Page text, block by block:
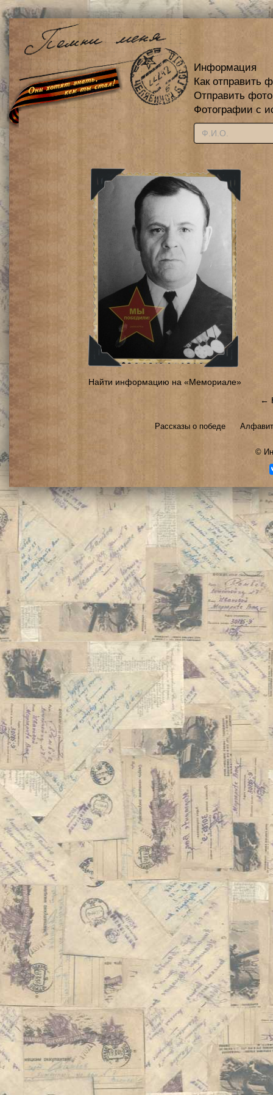
Информация
Как отправить
Отправить
Фотографии с
Найти информацию на «Мемориале»
←
Рассказы о победе
©